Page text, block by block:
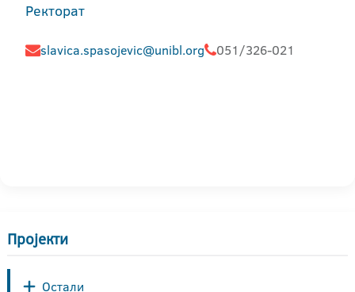
Ректорат
slavica.spasojevic@unibl.org 051/326-021
Пројекти
Остали